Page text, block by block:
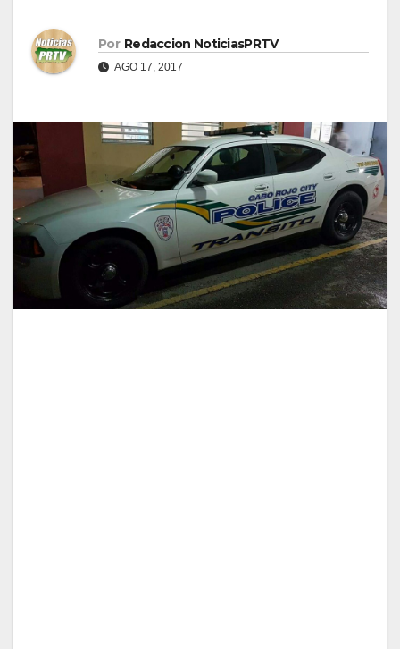
Por Redaccion NoticiasPRTV
AGO 17, 2017